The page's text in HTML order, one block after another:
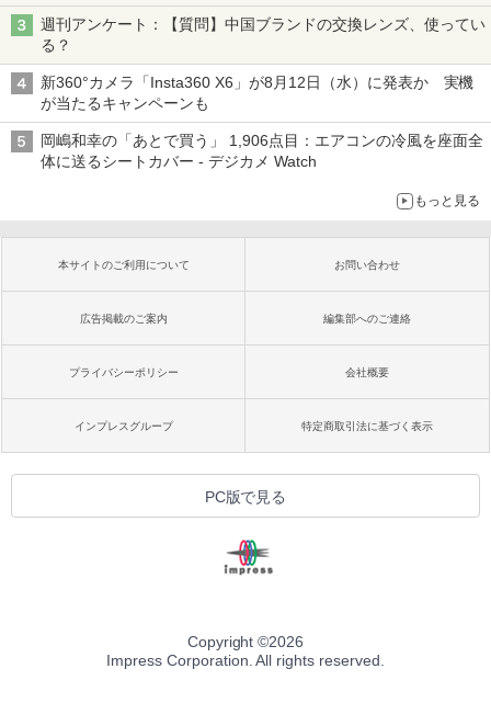
週刊アンケート：【質問】中国ブランドの交換レンズ、使ってい
る？
新360°カメラ「Insta360 X6」が8月12日（水）に発表か 実機
が当たるキャンペーンも
岡嶋和幸の「あとで買う」 1,906点目：エアコンの冷風を座面全
体に送るシートカバー - デジカメ Watch
もっと見る
本サイトのご利用について お問い合わせ
広告掲載のご案内 編集部へのご連絡
プライバシーポリシー 会社概要
インプレスグループ 特定商取引法に基づく表示
PC版で見る
Copyright ©2026
Impress Corporation. All rights reserved.